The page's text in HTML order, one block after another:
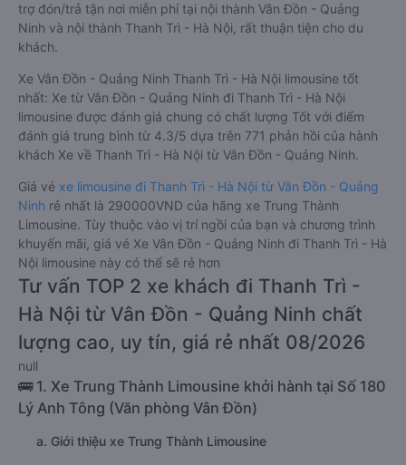
trợ đón/trả tận nơi miễn phí tại nội thành Vân Đồn - Quảng
Ninh và nội thành Thanh Trì - Hà Nội, rất thuận tiện cho du
khách.
Xe Vân Đồn - Quảng Ninh Thanh Trì - Hà Nội limousine tốt
nhất: Xe từ Vân Đồn - Quảng Ninh đi Thanh Trì - Hà Nội
limousine được đánh giá chung có chất lượng Tốt với điểm
đánh giá trung bình từ 4.3/5 dựa trên 771 phản hồi của hành
khách Xe về Thanh Trì - Hà Nội từ Vân Đồn - Quảng Ninh.
Giá vé xe limousine đi Thanh Trì - Hà Nội từ Vân Đồn - Quảng
Ninh rẻ nhất là 290000VND của hãng xe Trung Thành
Limousine. Tùy thuộc vào vị trí ngồi của bạn và chương trình
khuyến mãi, giá vé Xe Vân Đồn - Quảng Ninh đi Thanh Trì - Hà
Nội limousine này có thể sẽ rẻ hơn
Tư vấn TOP 2 xe khách đi Thanh Trì -
Hà Nội từ Vân Đồn - Quảng Ninh chất
lượng cao, uy tín, giá rẻ nhất 08/2026
null
🚌 1. Xe Trung Thành Limousine khởi hành tại Số 180
Lý Anh Tông (Văn phòng Vân Đồn)
a. Giới thiệu xe Trung Thành Limousine